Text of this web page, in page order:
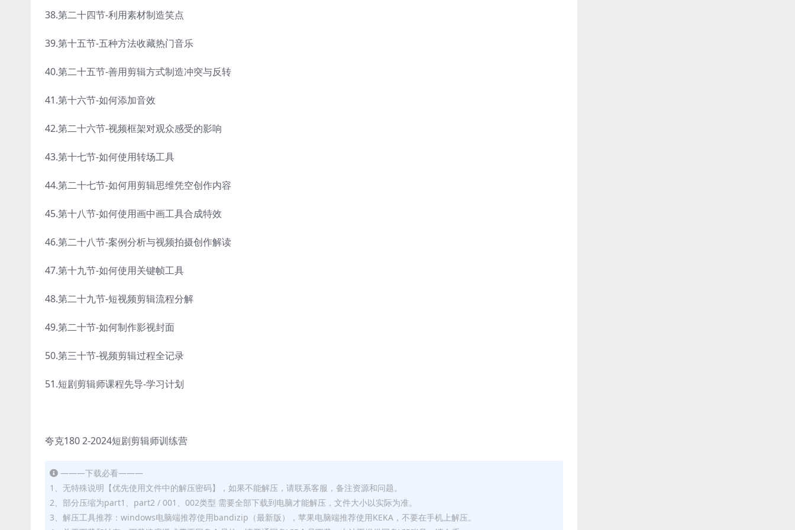
38.第二十四节-利用素材制造笑点
39.第十五节-五种方法收藏热门音乐
40.第二十五节-善用剪辑方式制造冲突与反转
41.第十六节-如何添加音效
42.第二十六节-视频框架对观众感受的影响
43.第十七节-如何使用转场工具
44.第二十七节-如何用剪辑思维凭空创作内容
45.第十八节-如何使用画中画工具合成特效
46.第二十八节-案例分析与视频拍摄创作解读
47.第十九节-如何使用关键帧工具
48.第二十九节-短视频剪辑流程分解
49.第二十节-如何制作影视封面
50.第三十节-视频剪辑过程全记录
51.短剧剪辑师课程先导-学习计划
夸克180 2-2024短剧剪辑师训练营
———下载必看———
1、无特殊说明【优先使用文件中的解压密码】，如果不能解压，请联系客服，备注资源和问题。
2、部分压缩为part1、part2 / 001、002类型 需要全部下载到电脑才能解压，文件大小以实际为准。
3、解压工具推荐：windows电脑端推荐使用bandizip（最新版），苹果电脑端推荐使用KEKA，不要在手机上解压。